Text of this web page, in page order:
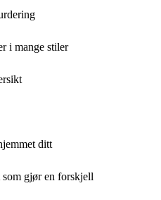
i mange stiler
ditt
gjør en forskjell